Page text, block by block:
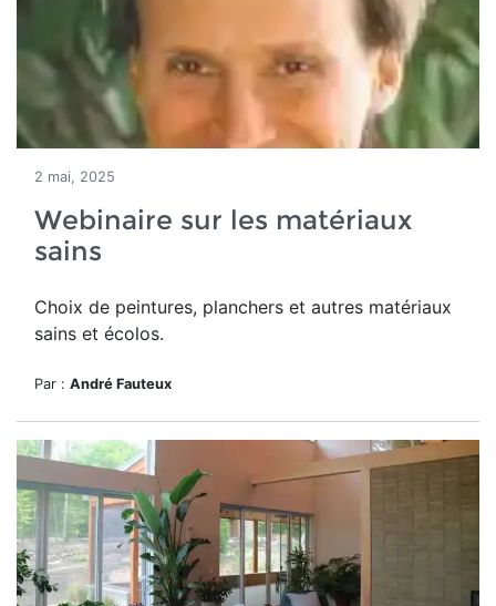
2 mai, 2025
Webinaire sur les matériaux
sains
Choix de peintures, planchers et autres matériaux
sains et écolos.
Par : André Fauteux